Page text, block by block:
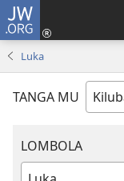
JW.ORG
Luka
TANGA MU
LOMBOLA